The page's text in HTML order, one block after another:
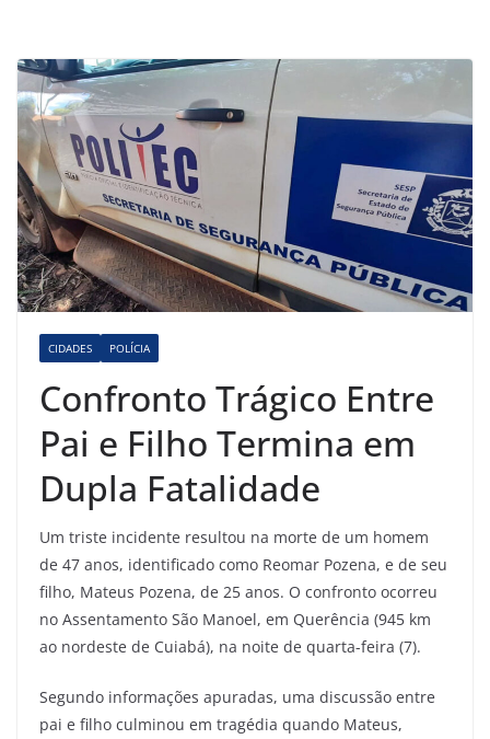
CIDADES POLÍCIA
Confronto Trágico Entre
Pai e Filho Termina em
Dupla Fatalidade
Um triste incidente resultou na morte de um homem
de 47 anos, identificado como Reomar Pozena, e de seu
filho, Mateus Pozena, de 25 anos. O confronto ocorreu
no Assentamento São Manoel, em Querência (945 km
ao nordeste de Cuiabá), na noite de quarta-feira (7).
Segundo informações apuradas, uma discussão entre
pai e filho culminou em tragédia quando Mateus,